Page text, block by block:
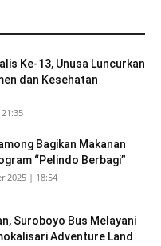
Ke-13, Unusa Luncurkan
dan Kesehatan
Bagikan Makanan
“Pelindo Berbagi”
2025 | 18:54
Suroboyo Bus Melayani
Adventure Land